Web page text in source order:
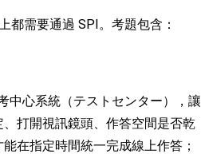
都需要通過 SPI。考題包含：
中心系統（テストセンター），讓
打開視訊鏡頭、作答空間是否乾
在指定時間統一完成線上作答；